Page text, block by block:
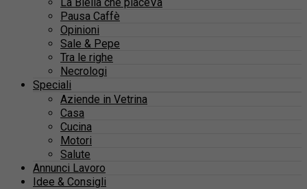
Pausa Caffè
Opinioni
Sale & Pepe
Tra le righe
Necrologi
Speciali
Aziende in Vetrina
Casa
Cucina
Motori
Salute
Annunci Lavoro
Idee & Consigli